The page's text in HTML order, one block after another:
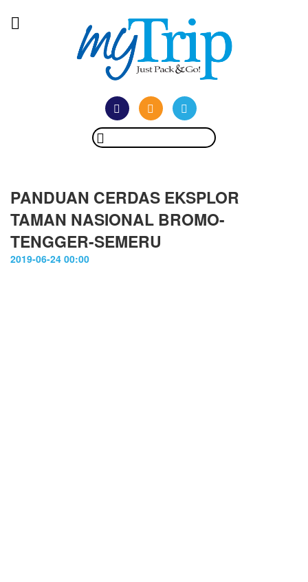
PANDUAN CERDAS EKSPLOR
TAMAN NASIONAL BROMO-
TENGGER-SEMERU
2019-06-24 00:00